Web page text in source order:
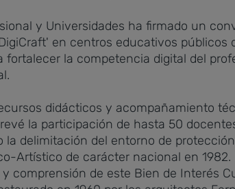
y Universidades ha firmado un
en centros educativos públicos
fortalecer la competencia digital del
didácticos y acompañamiento
la participación de hasta 50
delimitación del entorno de
Artístico de carácter nacional en
comprensión de este Bien de Interés